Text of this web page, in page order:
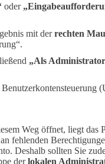
oder
mit derrechten
„Als Administrator
Benutzerkontensteuerung
Weg öffnet, liegt das
fehlenden
Deshalb sollten Sie
derlokalen